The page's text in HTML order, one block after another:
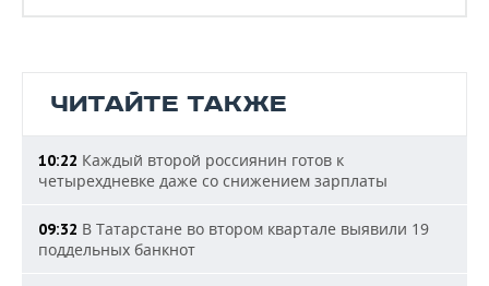
ЧИТАЙТЕ ТАКЖЕ
10:22 Каждый второй россиянин готов к
четырехдневке даже со снижением зарплаты
09:32 В Татарстане во втором квартале выявили 19
поддельных банкнот